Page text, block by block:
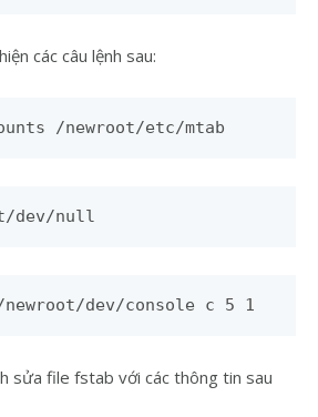
các câu lệnh sau:
/newroot/etc/mtab
dev/null
newroot/dev/console c 5 1
sửa file fstab với các thông tin sau